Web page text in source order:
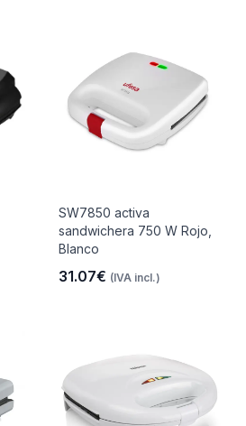
SW7850 activa
sandwichera 750 W Rojo,
Blanco
31.07€ (IVA incl.)